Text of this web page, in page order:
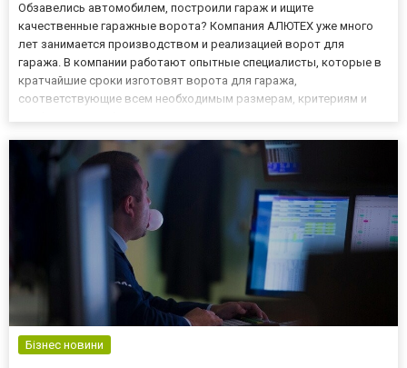
Обзавелись автомобилем, построили гараж и ищите
качественные гаражные ворота? Компания АЛЮТЕХ уже много
лет занимается производством и реализацией ворот для
гаража. В компании работают опытные специалисты, которые в
кратчайшие сроки изготовят ворота для гаража,
соответствующие всем необходимым размерам, критериям и
данной проблемы. Секционн...
Бізнес новини